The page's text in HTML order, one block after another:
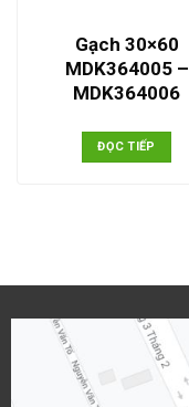
Gạch 30×60
MDK364005 –
MDK364006
ĐỌC TIẾP